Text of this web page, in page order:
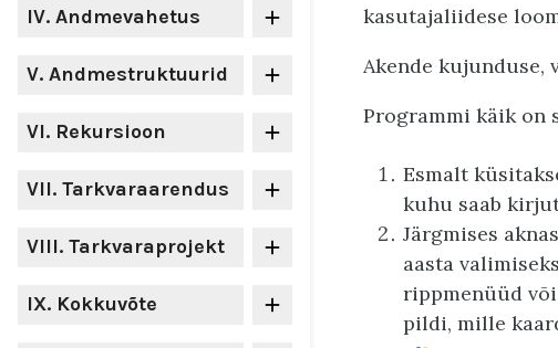
IV. Andmevahetus
V. Andmestruktuurid
VI. Rekursioon
VII. Tarkvaraarendus
VIII. Tarkvaraprojekt
IX. Kokkuvõte
kasutajaliidese
Akende kujunduse,
Programmi käik on
Esmalt
kuhu saab
Järgmises
aasta
rippmenüüd
pildi, mille